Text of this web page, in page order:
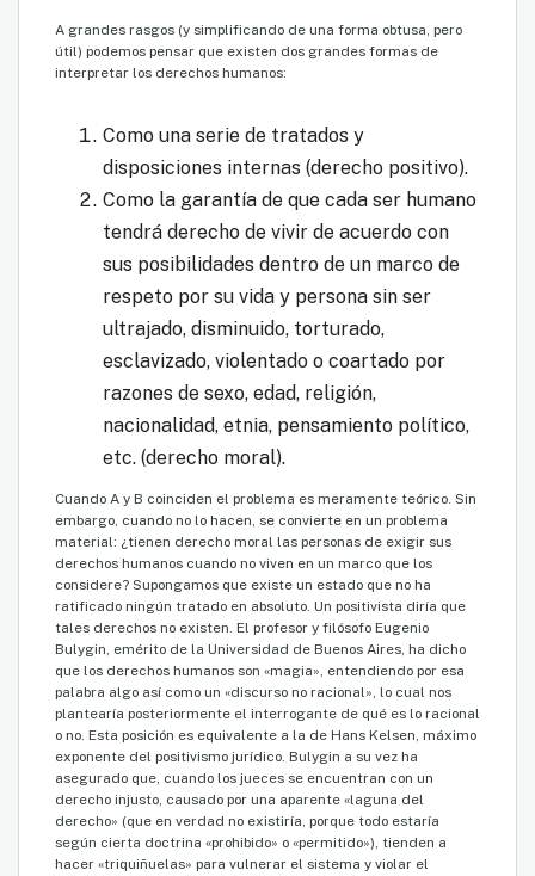
A grandes rasgos (y simplificando de una forma obtusa, pero
útil) podemos pensar que existen dos grandes formas de
interpretar los derechos humanos:
Como una serie de tratados y
disposiciones internas (derecho positivo).
Como la garantía de que cada ser humano
tendrá derecho de vivir de acuerdo con
sus posibilidades dentro de un marco de
respeto por su vida y persona sin ser
ultrajado, disminuido, torturado,
esclavizado, violentado o coartado por
razones de sexo, edad, religión,
nacionalidad, etnia, pensamiento político,
etc. (derecho moral).
Cuando A y B coinciden el problema es meramente teórico. Sin
embargo, cuando no lo hacen, se convierte en un problema
material: ¿tienen derecho moral las personas de exigir sus
derechos humanos cuando no viven en un marco que los
considere? Supongamos que existe un estado que no ha
ratificado ningún tratado en absoluto. Un positivista diría que
tales derechos no existen. El profesor y filósofo Eugenio
Bulygin, emérito de la Universidad de Buenos Aires, ha dicho
que los derechos humanos son «magia», entendiendo por esa
palabra algo así como un «discurso no racional», lo cual nos
plantearía posteriormente el interrogante de qué es lo racional
o no. Esta posición es equivalente a la de Hans Kelsen, máximo
exponente del positivismo jurídico. Bulygin a su vez ha
asegurado que, cuando los jueces se encuentran con un
derecho injusto, causado por una aparente «laguna del
derecho» (que en verdad no existiría, porque todo estaría
según cierta doctrina «prohibido» o «permitido»), tienden a
hacer «triquiñuelas» para vulnerar el sistema y violar el